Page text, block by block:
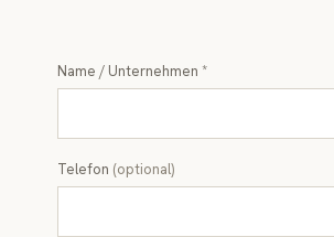
Name / Unternehmen *
Telefon (optional)